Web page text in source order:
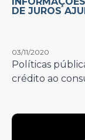
DE JUROS
03/11/2020
Políticas
crédito ao